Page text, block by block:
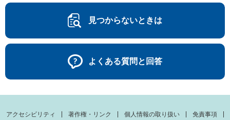
見つからないときは
よくある質問と回答
アクセシビリティ 著作権・リンク 個人情報の取り扱い 免責事項